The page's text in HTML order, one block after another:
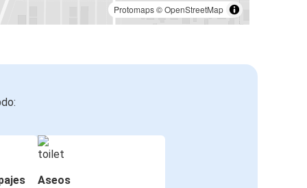
Protomaps©OpenStreetMap
Aseos